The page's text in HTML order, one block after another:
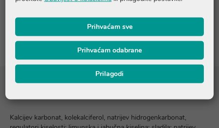
Kalcijev karbonat, kolekalciferol, natrijev hidrogenkarbonat,
Prihvaćam sve
Prihvaćam odabrane
Prilagodi